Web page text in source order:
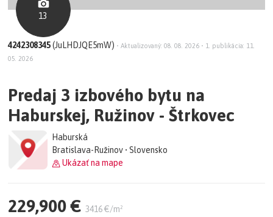
13
4242308345(JuLHDJQE5mW) • Aktualizovaný: 08. 08. 2026 • 1. publikácia: 11.
05. 2026
Predaj 3 izbového bytu na
Haburskej, Ružinov - Štrkovec
Haburská
Bratislava-Ružinov • Slovensko
Ukázať na mape
229,900 €3416 €/m²